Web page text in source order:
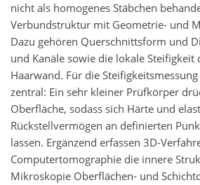
nicht als homogenes Stäbchen
Verbundstruktur mit Geometrie- und
Dazu gehören Querschnittsform und
und Kanäle sowie die lokale Steifigkeit
Haarwand. Für die
zentral: Ein sehr kleiner Prüfkörper
Oberfläche, sodass sich Härte und
Rückstellvermögen an definierten
lassen. Ergänzend erfassen 3D-
Computertomographie die innere
Mikroskopie Oberflächen- und